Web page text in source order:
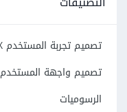
تصميم تجربة المستخدم UX
تصميم واجهة المستخدم UI
الرسوميات